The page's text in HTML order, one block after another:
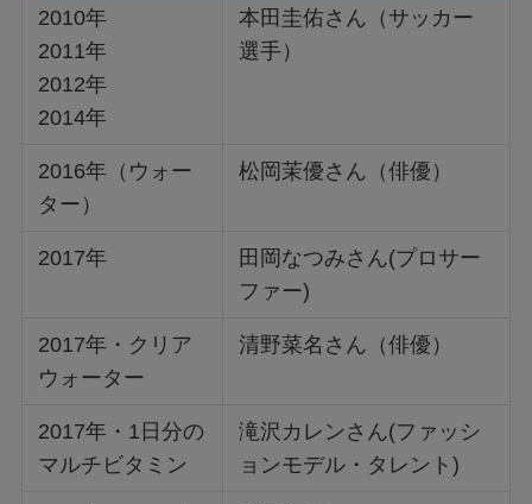
2010年
2011年
2012年
2014年
本田圭佑さん（サッカー
選手）
2016年（ウォー
ター）
松岡茉優さん（俳優）
2017年
田岡なつみさん(プロサー
ファー)
2017年・クリア
ウォーター
清野菜名さん（俳優）
2017年・1日分の
マルチビタミン
滝沢カレンさん(ファッシ
ョンモデル・タレント)